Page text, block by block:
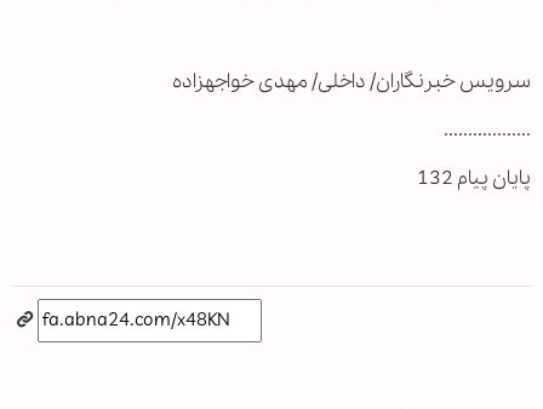
سرويس خبرنگاران/ داخلی/ مهدی خواجه‏زاده
..................
پایان پیام 132